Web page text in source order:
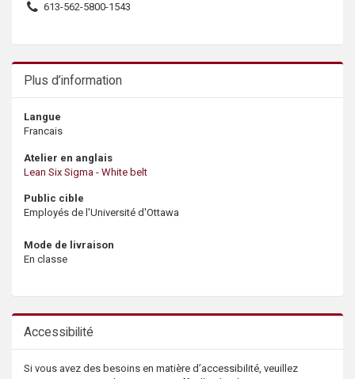
613-562-5800-1543
Plus d’information
Langue
Francais
Atelier en anglais
Lean Six Sigma - White belt
Public cible
Employés de l'Université d'Ottawa
Mode de livraison
En classe
Accessibilité
Si vous avez des besoins en matière d’accessibilité, veuillez